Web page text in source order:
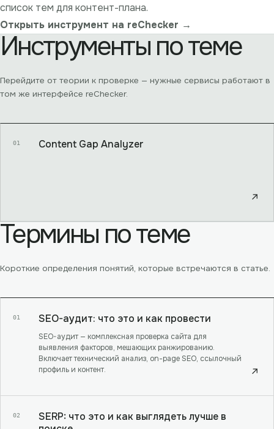
список тем для контент-плана.
Открыть инструмент на reChecker →
Инструменты по теме
Перейдите от теории к проверке — нужные сервисы работают в
том же интерфейсе reChecker.
01 Content Gap Analyzer
↗
Термины по теме
Короткие определения понятий, которые встречаются в статье.
01 SEO-аудит: что это и как провести
SEO-аудит — комплексная проверка сайта для
выявления факторов, мешающих ранжированию.
Включает технический анализ, on-page SEO, ссылочный
профиль и контент.
↗
02
SERP: что это и как выглядеть лучше в